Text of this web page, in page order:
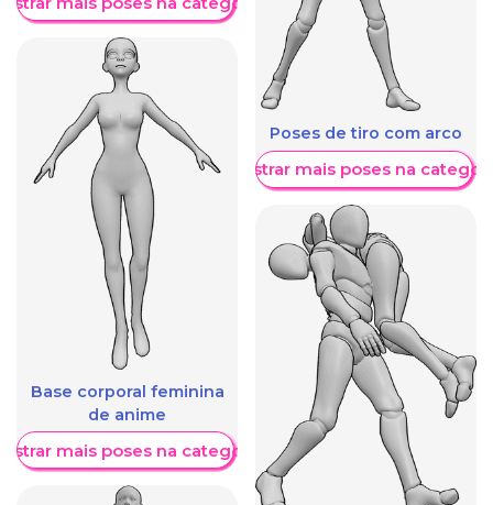
Base corporal feminina
de anime
mais poses na categoria
Poses de tiro com arco
Mostrar mais poses na